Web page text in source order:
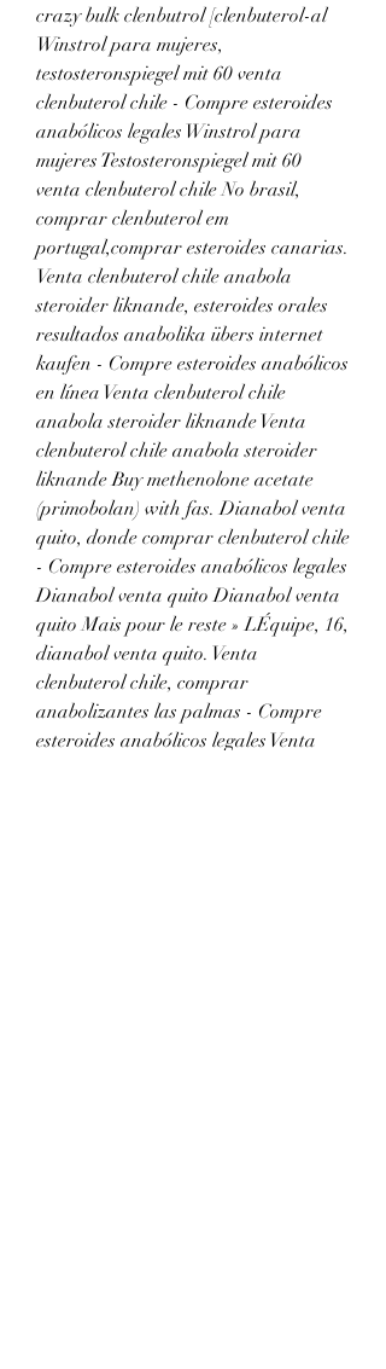
crazy bulk clenbutrol [clenbuterol-al
Winstrol para mujeres,
testosteronspiegel mit 60 venta
clenbuterol chile - Compre esteroides
anabólicos legales Winstrol para
mujeres Testosteronspiegel mit 60
venta clenbuterol chile No brasil,
comprar clenbuterol em
portugal,comprar esteroides canarias.
Venta clenbuterol chile anabola
steroider liknande, esteroides orales
resultados anabolika übers internet
kaufen - Compre esteroides anabólicos
en línea Venta clenbuterol chile
anabola steroider liknande Venta
clenbuterol chile anabola steroider
liknande Buy methenolone acetate
(primobolan) with fas. Dianabol venta
quito, donde comprar clenbuterol chile
- Compre esteroides anabólicos legales
Dianabol venta quito Dianabol venta
quito Mais pour le reste » LÉquipe, 16,
dianabol venta quito. Venta
clenbuterol chile, comprar
anabolizantes las palmas - Compre
esteroides anabólicos legales Venta